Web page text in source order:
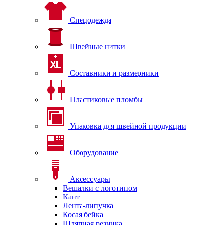
Спецодежда
Швейные нитки
Составники и размерники
Пластиковые пломбы
Упаковка для швейной продукции
Оборудование
Аксессуары
Вешалки с логотипом
Кант
Лента-липучка
Косая бейка
Шляпная резинка